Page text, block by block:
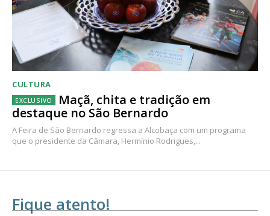
CULTURA
Maçã, chita e tradição em
destaque no São Bernardo
A Feira de São Bernardo regressa a Alcobaça com um programa
que o presidente da Câmara, Hermínio Rodrigues,...
Fique atento!